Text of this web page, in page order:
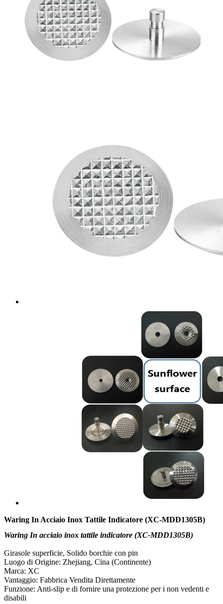
Waring In Acciaio Inox Tattile Indicatore (XC-MDD1305B)
Waring In acciaio inox tattile indicatore (XC-MDD1305B)
Girasole superficie, Solido borchie con pin
Luogo di Origine: Zhejiang, Cina (Continente)
Marca: XC
Vantaggio: Fabbrica Vendita Direttamente
Funzione: Anti-slip e di fornire una protezione per i non vedenti e
disabili